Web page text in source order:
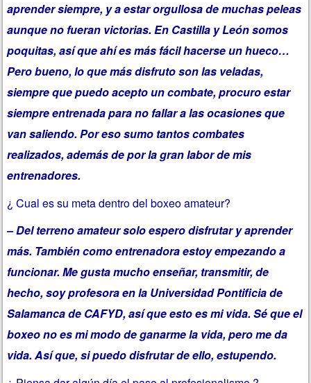
aprender siempre, y a estar orgullosa de muchas peleas
aunque no fueran victorias. En Castilla y León somos
poquitas, así que ahí es más fácil hacerse un hueco…
Pero bueno, lo que más disfruto son las veladas,
siempre que puedo acepto un combate, procuro estar
siempre entrenada para no fallar a las ocasiones que
van saliendo. Por eso sumo tantos combates
realizados, además de por la gran labor de mis
entrenadores.
¿ Cual es su meta dentro del boxeo amateur?
– Del terreno amateur solo espero disfrutar y aprender
más. También como entrenadora estoy empezando a
funcionar. Me gusta mucho enseñar, transmitir, de
hecho, soy profesora en la Universidad Pontificia de
Salamanca de CAFYD, así que esto es mi vida. Sé que el
boxeo no es mi modo de ganarme la vida, pero me da
vida. Así que, si puedo disfrutar de ello, estupendo.